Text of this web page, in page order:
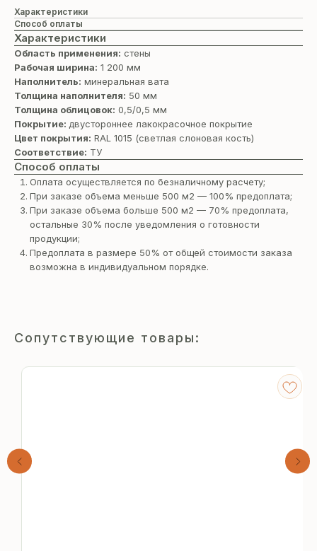
Характеристики
Способ оплаты
Характеристики
Область применения: стены
Рабочая ширина: 1 200 мм
Наполнитель: минеральная вата
Толщина наполнителя: 50 мм
Толщина облицовок: 0,5/0,5 мм
Покрытие: двустороннее лакокрасочное покрытие
Цвет покрытия: RAL 1015 (светлая cлоновая кость)
Соответствие: ТУ
Способ оплаты
Оплата осуществляется по безналичному расчету;
При заказе объема меньше 500 м2 — 100% предоплата;
При заказе объема больше 500 м2 — 70% предоплата,
остальные 30% после уведомления о готовности
продукции;
Предоплата в размере 50% от общей стоимости заказа
возможна в индивидуальном порядке.
Сопутствующие товары: